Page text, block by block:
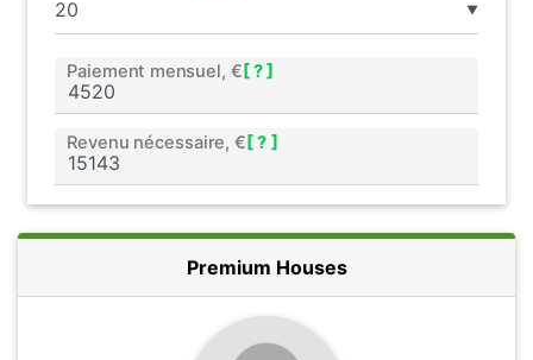
▼
Paiement mensuel, € [ ? ]
Revenu nécessaire, € [ ? ]
Premium Houses